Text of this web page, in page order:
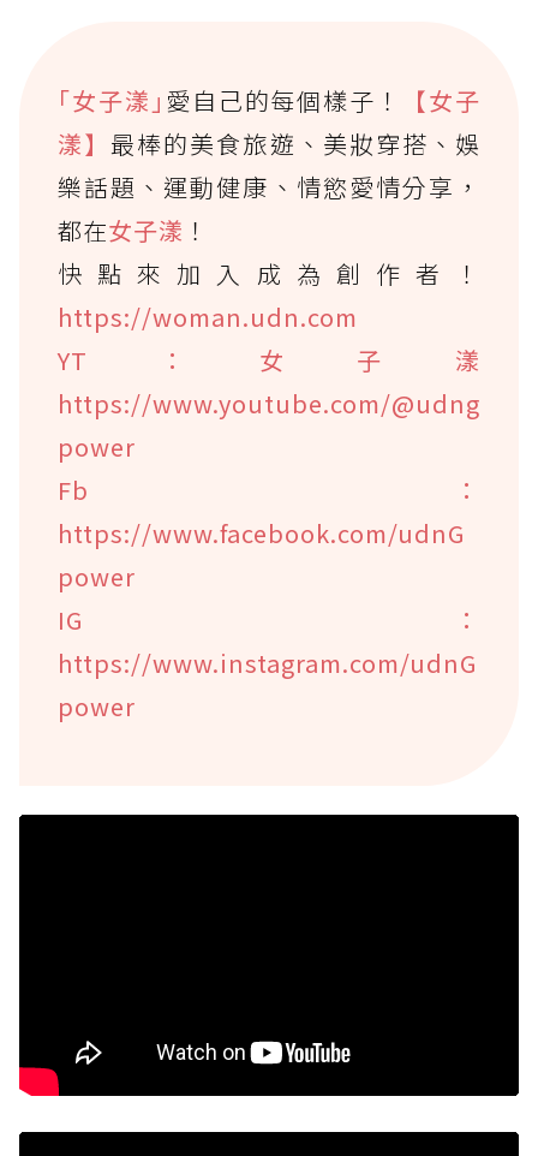
｢女子漾｣ 愛自己的每個樣子！
【女子
漾】最棒的美食旅遊、美妝穿搭、娛
樂話題、運動健康、情慾愛情分享，
都在女子漾 ！
快點來加入成為創作者！
https://woman.udn.com
YT：女子漾
https://www.youtube.com/@udng
power
Fb：
https://www.facebook.com/udnG
power
IG：
https://www.instagram.com/udnG
power